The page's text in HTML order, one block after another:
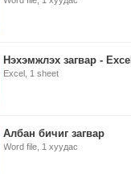
Нэхэмжлэх загвар - Excel
Excel, 1 sheet
Албан бичиг загвар
Word file, 1 хуудас